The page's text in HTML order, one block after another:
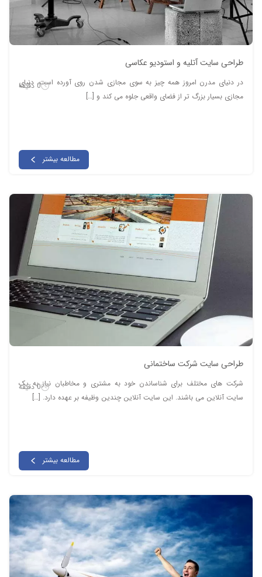
طراحی سایت آتلیه و استودیو عکاسی
0 دقیقه
در دنیای مدرن امروز همه چیز به سوی مجازی شدن روی آورده است. دنیای
مجازی بسیار بزرگ تر از فضای واقعی جلوه می کند و […]
مطالعه بیشتر
طراحی سایت شرکت ساختمانی
0 دقیقه
شرکت های مختلف برای شناساندن خود به مشتری و مخاطبان نیاز به یک
سایت آنلاین می باشند. این سایت آنلاین چندین وظیفه بر عهده دارد. […]
مطالعه بیشتر